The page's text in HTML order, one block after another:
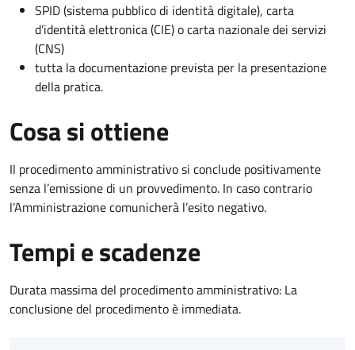
SPID (sistema pubblico di identità digitale), carta
d’identità elettronica (CIE) o carta nazionale dei servizi
(CNS)
tutta la documentazione prevista per la presentazione
della pratica.
Cosa si ottiene
Il procedimento amministrativo si conclude positivamente
senza l’emissione di un provvedimento. In caso contrario
l’Amministrazione comunicherà l’esito negativo.
Tempi e scadenze
Durata massima del procedimento amministrativo: La
conclusione del procedimento è immediata.